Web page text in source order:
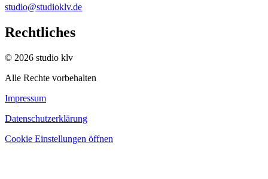
studio@studioklv.de
Rechtliches
© 2026 studio klv
Alle Rechte vorbehalten
Impressum
Datenschutzerklärung
Cookie Einstellungen öffnen